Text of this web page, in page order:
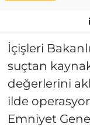
İçişleri
suçtan
değerlerini
ilde
Emniyet